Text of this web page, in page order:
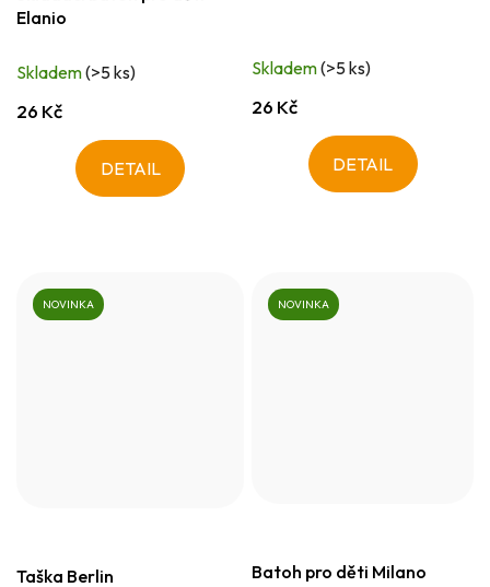
Elanio
Skladem(>5 ks)
26 Kč
DETAIL
Skladem(>5 ks)
26 Kč
DETAIL
NOVINKA
Taška Berlin
NOVINKA
Batoh pro děti Milano